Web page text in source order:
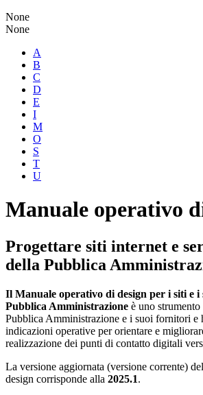
None
None
A
B
C
D
E
I
M
O
S
T
U
Manuale operativo
Progettare siti internet e
della Pubblica
Il Manuale operativo di design per i siti e
Pubblica Amministrazione è uno
Pubblica Amministrazione e i suoi fornitori e
indicazioni operative per orientare e
realizzazione dei punti di contatto digitali
La versione aggiornata (versione corrente)
design corrisponde alla 2025.1.